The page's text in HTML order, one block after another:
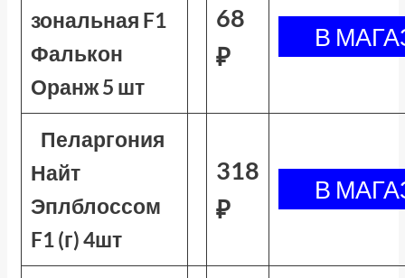
зональная F1
Фалькон
Оранж 5 шт
68
₽
Пеларгония
Найт
Эплблоссом
F1 (г) 4шт
318
₽